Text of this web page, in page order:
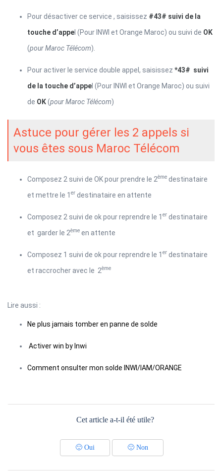
Pour désactiver ce service , saisissez #43# suivi de la
touche d’appe l (Pour INWI et Orange Maroc) ou suivi de OK
(pour Maroc Télécom).
Pour activer le service double appel, saisissez *43# suivi
de la touche d’appe l (Pour INWI et Orange Maroc) ou suivi
de OK(pour Maroc Télécom)
Astuce pour gérer les 2 appels si
vous êtes sous Maroc Télécom
Composez 2 suivi de OK pour prendre le 2ème destinataire
et mettre le 1 er destinataire en attente
Composez 2 suivi de ok pour reprendre le 1 er destinataire
et garder le 2ème en attente
Composez 1 suivi de ok pour reprendre le 1 er destinataire
et raccrocher avec le 2ème
Lire aussi :
Ne plus jamais tomber en panne de solde
Activer win by Inwi
Comment onsulter mon solde INWI/IAM/ORANGE
Cet article a-t-il été utile?
🙂Oui 🙁Non